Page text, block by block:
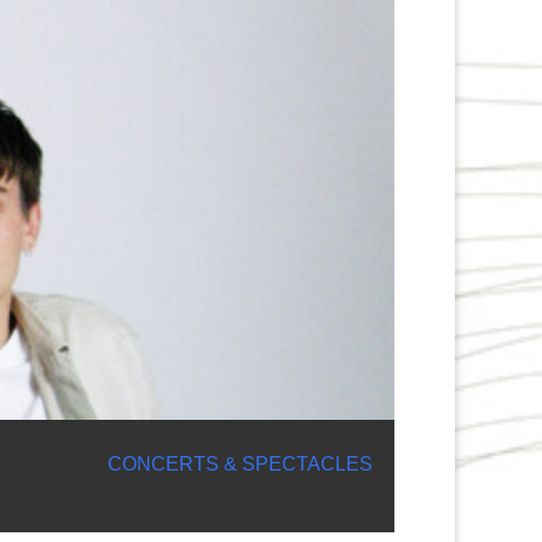
CONCERTS & SPECTACLES